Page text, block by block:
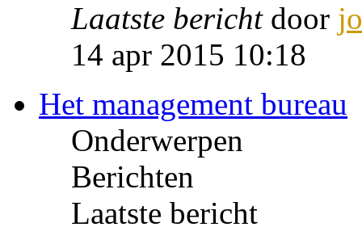
Laatste berichtdoor
14 apr 2015 10:18
Het management bureau
Onderwerpen
Berichten
Laatste bericht